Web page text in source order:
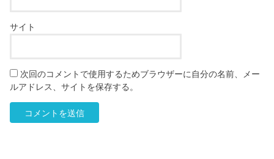
サイト
次回のコメントで使用するためブラウザーに自分の名前、メー
ルアドレス、サイトを保存する。